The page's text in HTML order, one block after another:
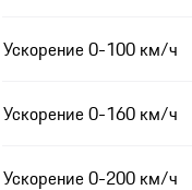
Ускорение 0-100 км/ч
Ускорение 0-160 км/ч
Ускорение 0-200 км/ч